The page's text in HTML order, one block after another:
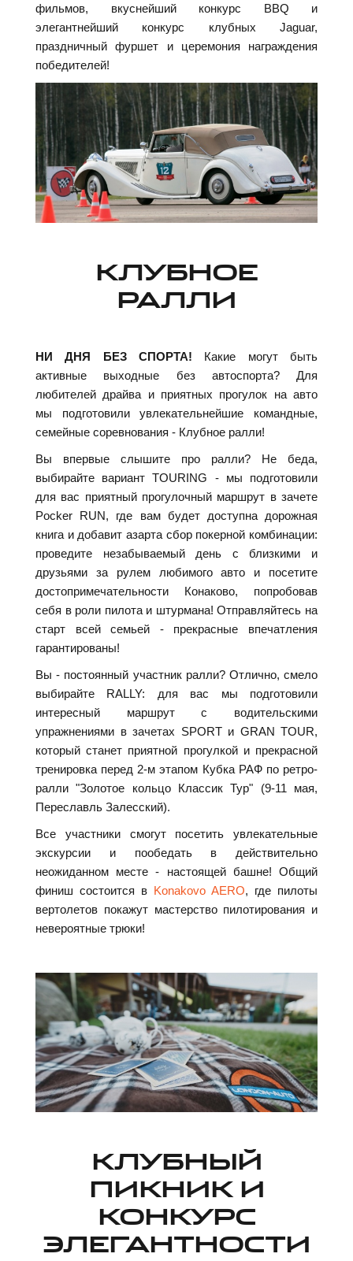
фильмов, вкуснейший конкурс BBQ и
элегантнейший конкурс клубных Jaguar,
праздничный фуршет и церемония награждения
победителей!
КЛУБНОЕ
РАЛЛИ
НИ ДНЯ БЕЗ СПОРТА! Какие могут быть
активные выходные без автоспорта? Для
любителей драйва и приятных прогулок на авто
мы подготовили увлекательнейшие командные,
семейные соревнования - Клубное ралли!
Вы впервые слышите про ралли? Не беда,
выбирайте вариант TOURING - мы подготовили
для вас приятный прогулочный маршрут в зачете
Pocker RUN, где вам будет доступна дорожная
книга и добавит азарта сбор покерной комбинации:
проведите незабываемый день с близкими и
друзьями за рулем любимого авто и посетите
достопримечательности Конаково, попробовав
себя в роли пилота и штурмана! Отправляйтесь на
старт всей семьей - прекрасные впечатления
гарантированы!
Вы - постоянный участник ралли? Отлично, смело
выбирайте RALLY: для вас мы подготовили
интересный маршрут с водительскими
упражнениями в зачетах SPORT и GRAN TOUR,
который станет приятной прогулкой и прекрасной
тренировка перед 2-м этапом Кубка РАФ по ретро-
ралли "Золотое кольцо Классик Тур" (9-11 мая,
Переславль Залесский).
Все участники смогут посетить увлекательные
экскурсии и пообедать в действительно
неожиданном месте - настоящей башне! Общий
финиш состоится в Konakovo AERO, где пилоты
вертолетов покажут мастерство пилотирования и
невероятные трюки!
КЛУБНЫЙ
ПИКНИК И
КОНКУРС
ЭЛЕГАНТНОСТИ